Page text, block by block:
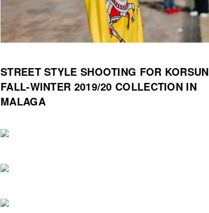
STREET STYLE SHOOTING FOR KORSUN
FALL-WINTER 2019/20 COLLECTION IN
MALAGA